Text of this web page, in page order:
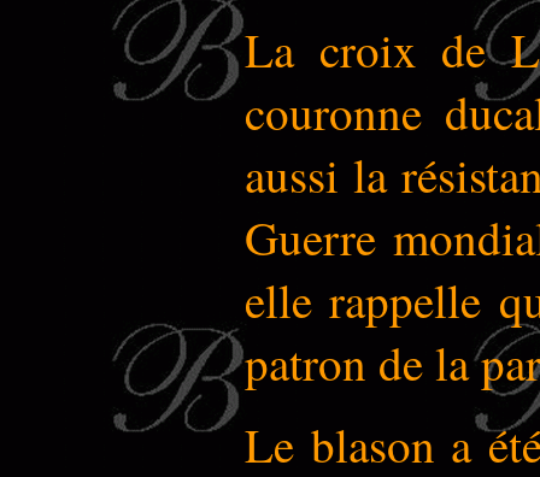
La croix de
couronne
aussi la
Guerre
elle rappelle
patron de la
Le blason a